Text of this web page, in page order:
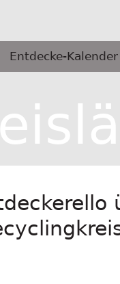
Entdecke-Kalender